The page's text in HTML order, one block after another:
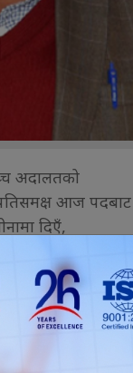
अदालतको
आज पदबाट
दिएँ,
दिन काम गर्नुभयो
देउवालाई दुई